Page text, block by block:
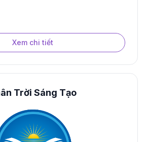
Xem chi tiết
Trời Sáng Tạo